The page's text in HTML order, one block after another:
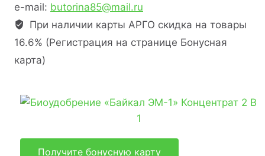
e-mail: butorina85@mail.ru
При наличии карты АРГО скидка на товары
16.6% (Регистрация на странице Бонусная
карта)
Получите бонусную карту